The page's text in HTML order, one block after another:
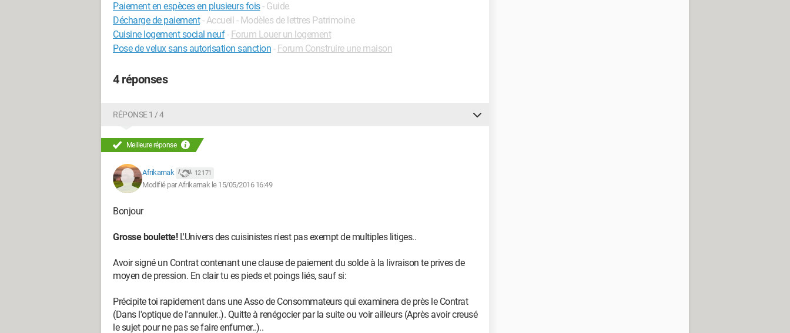
Paiement en espèces en plusieurs fois- Guide
Décharge de paiement - Accueil - Modèles de lettres Patrimoine
Cuisine logement social neuf - Forum Louer un logement
Pose de velux sans autorisation sanction - Forum Construire une maison
4 réponses
RÉPONSE 1 / 4
Meilleure réponse
Afrikarnak 12 171
Modifié par Afrikarnak le 15/05/2016 16:49
Bonjour
Grosse boulette!L'Univers des cuisinistes n'est pas exempt de multiples litiges..
Avoir signé un Contrat contenant une clause de paiement du solde à la livraison te prives de
moyen de pression. En clair tu es pieds et poings liés, sauf si:
Précipite toi rapidement dans une Asso de Consommateurs qui examinera de près le Contrat
(Dans l'optique de l'annuler..). Quitte à renégocier par la suite ou voir ailleurs (Après avoir creusé
le sujet pour ne pas se faire enfumer..)..